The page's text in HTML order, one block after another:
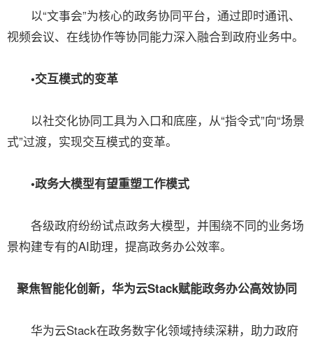
以“文事会”为核心的政务协同平台，通过即时通讯、
视频会议、在线协作等协同能力深入融合到政府业务中。
•交互模式的变革
以社交化协同工具为入口和底座，从“指令式”向“场景
式”过渡，实现交互模式的变革。
•政务大模型有望重塑工作模式
各级政府纷纷试点政务大模型，并围绕不同的业务场
景构建专有的AI助理，提高政务办公效率。
聚焦智能化创新，华为云Stack赋能政务办公高效协同
华为云Stack在政务数字化领域持续深耕，助力政府